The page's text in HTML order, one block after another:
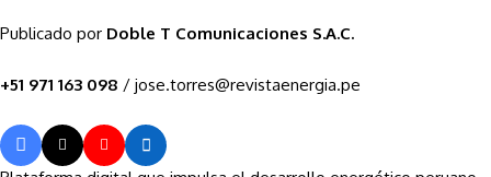
Publicado por Doble T Comunicaciones S.A.C.
+51 971 163 098 / jose.torres@revistaenergia.pe